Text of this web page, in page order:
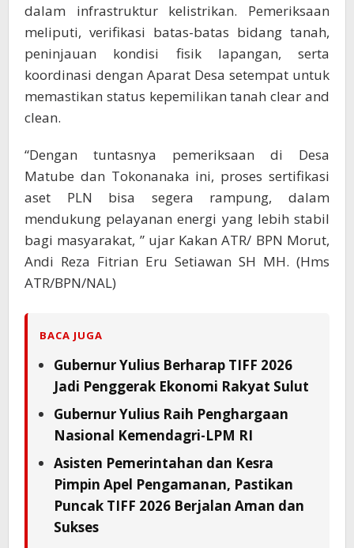
dalam infrastruktur kelistrikan. Pemeriksaan
meliputi, verifikasi batas-batas bidang tanah,
peninjauan kondisi fisik lapangan, serta
koordinasi dengan Aparat Desa setempat untuk
memastikan status kepemilikan tanah clear and
clean.
“Dengan tuntasnya pemeriksaan di Desa
Matube dan Tokonanaka ini, proses sertifikasi
aset PLN bisa segera rampung, dalam
mendukung pelayanan energi yang lebih stabil
bagi masyarakat, ” ujar Kakan ATR/ BPN Morut,
Andi Reza Fitrian Eru Setiawan SH MH. (Hms
ATR/BPN/NAL)
BACA JUGA
Gubernur Yulius Berharap TIFF 2026
Jadi Penggerak Ekonomi Rakyat Sulut
Gubernur Yulius Raih Penghargaan
Nasional Kemendagri-LPM RI
Asisten Pemerintahan dan Kesra
Pimpin Apel Pengamanan, Pastikan
Puncak TIFF 2026 Berjalan Aman dan
Sukses